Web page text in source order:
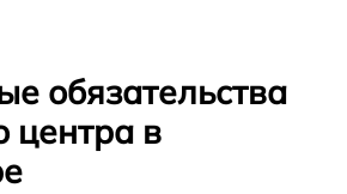
обязательства
центра в